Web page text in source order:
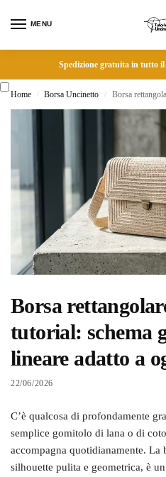
MENU
Spedizione gratuita in tutto
Home / Borsa Uncinetto / Borsa rettangolare
Borsa
tutorial: schema
lineare adatto a
22/06/2026
C’è qualcosa di profondamente
semplice gomitolo di lana o di
accompagna quotidianamente. La
silhouette pulita e geometrica, è